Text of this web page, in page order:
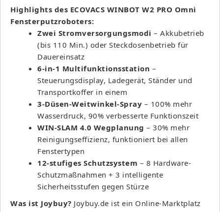
Highlights des ECOVACS WINBOT W2 PRO Omni
Fensterputzroboters:
Zwei Stromversorgungsmodi – Akkubetrieb
(bis 110 Min.) oder Steckdosenbetrieb für
Dauereinsatz
6-in-1 Multifunktionsstation –
Steuerungsdisplay, Ladegerät, Ständer und
Transportkoffer in einem
3-Düsen-Weitwinkel-Spray – 100% mehr
Wasserdruck, 90% verbesserte Funktionszeit
WIN-SLAM 4.0 Wegplanung – 30% mehr
Reinigungseffizienz, funktioniert bei allen
Fenstertypen
12-stufiges Schutzsystem – 8 Hardware-
Schutzmaßnahmen + 3 intelligente
Sicherheitsstufen gegen Stürze
Was ist Joybuy? Joybuy.de ist ein Online-Marktplatz